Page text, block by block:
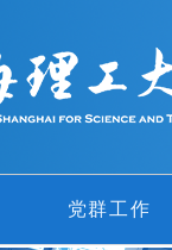
党群工作